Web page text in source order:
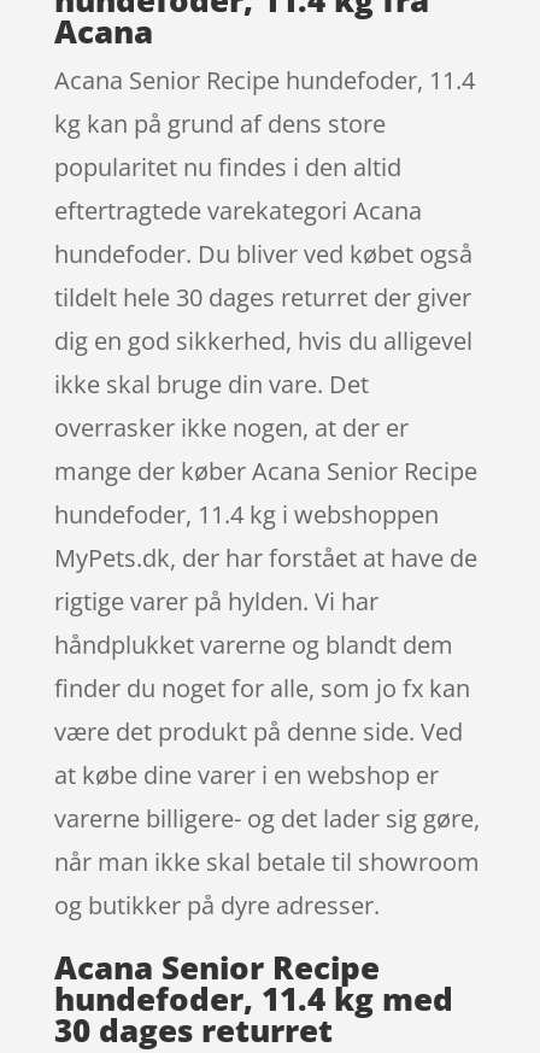
Acana
Acana Senior Recipe hundefoder, 11.4
kg kan på grund af dens store
popularitet nu findes i den altid
eftertragtede varekategori Acana
hundefoder. Du bliver ved købet også
tildelt hele 30 dages returret der giver
dig en god sikkerhed, hvis du alligevel
ikke skal bruge din vare. Det
overrasker ikke nogen, at der er
mange der køber Acana Senior Recipe
hundefoder, 11.4 kg i webshoppen
MyPets.dk, der har forstået at have de
rigtige varer på hylden. Vi har
håndplukket varerne og blandt dem
finder du noget for alle, som jo fx kan
være det produkt på denne side. Ved
at købe dine varer i en webshop er
varerne billigere- og det lader sig gøre,
når man ikke skal betale til showroom
og butikker på dyre adresser.
Acana Senior Recipe
hundefoder, 11.4 kg med
30 dages returret